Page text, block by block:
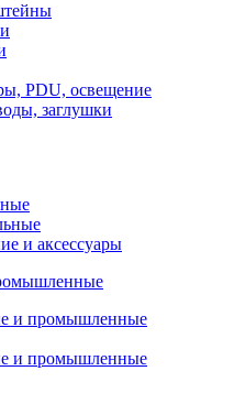
PDU, освещение
заглушки
и аксессуары
и промышленные
и промышленные